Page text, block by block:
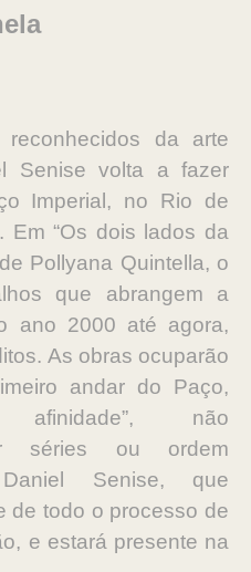
da arte
Senise volta a fazer
Imperial, no Rio de
Em “Os dois lados da
Pollyana Quintella, o
que abrangem a
ano 2000 até agora,
As obras ocuparão
andar do Paço,
afinidade”, não
séries ou ordem
Senise, que
de todo o processo de
e estará presente na